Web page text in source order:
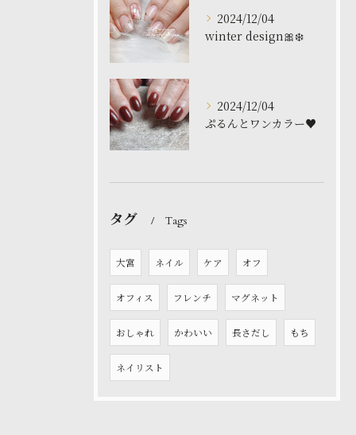
2024/12/04
winter design🎀❄️
2024/12/04
ぷるんとワンカラー♥️
タグ Tags
大宮 ネイル ケア オフ
オフィス フレンチ マグネット
おしゃれ かわいい 長さだし もち
ネイリスト